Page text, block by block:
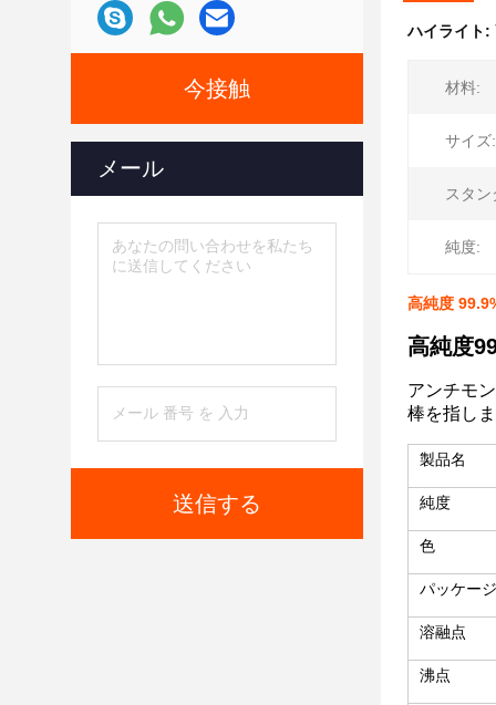
今接触
メール
送信する
ハイライト:
材料:
サイズ:
スタ
純度:
高純度
高純度
アンチモ
棒を指し
製品名
純度
色
パッケー
溶融点
沸点